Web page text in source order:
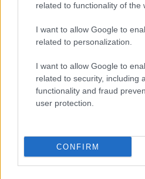
related to functionality of the
I want to allow Google to
related to personalization.
I want to allow Google to
related to security, including
functionality and fraud
user protection.
CONFIRM
Η έρευνα του ΣΕΒ για
δυναμικό
εξάμηνο του 2018 και
των 30 ατόμων από
Αγροδιατροφή,
Φάρμακο, Τεχνολογίες
βασικά ευρήματα είναι: